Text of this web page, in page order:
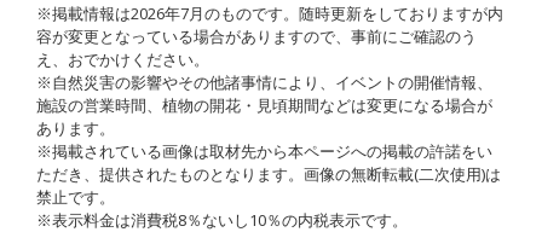
※掲載情報は2026年7月のものです。随時更新をしておりますが内
容が変更となっている場合がありますので、事前にご確認のう
え、おでかけください。
※自然災害の影響やその他諸事情により、イベントの開催情報、
施設の営業時間、植物の開花・見頃期間などは変更になる場合が
あります。
※掲載されている画像は取材先から本ページへの掲載の許諾をい
ただき、提供されたものとなります。画像の無断転載(二次使用)は
禁止です。
※表示料金は消費税8％ないし10％の内税表示です。